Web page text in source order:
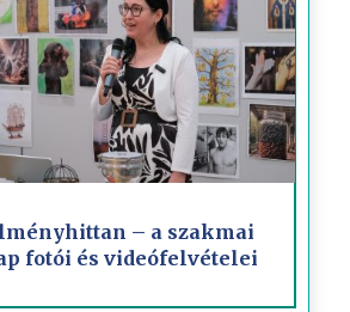
– a szakmai
fotói és videófelvételei